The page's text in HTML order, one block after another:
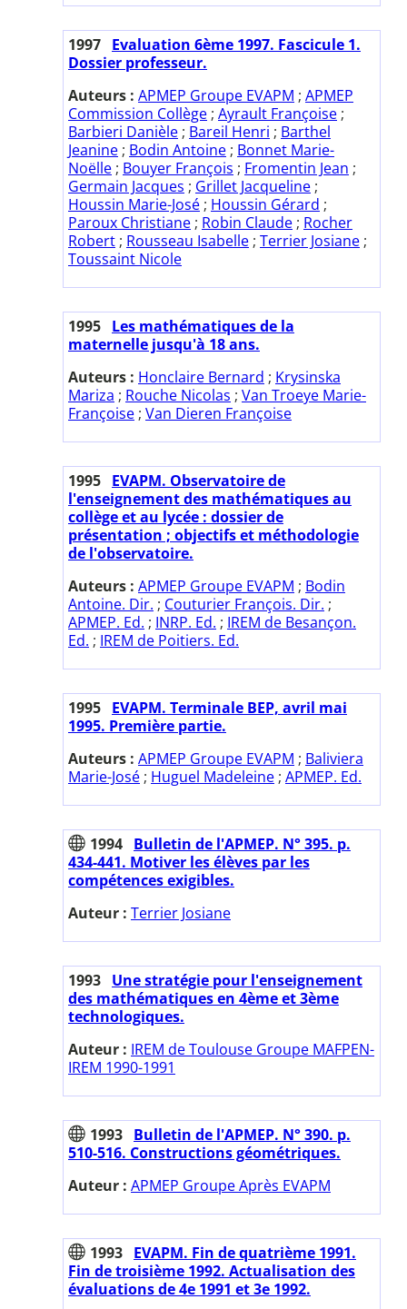
1997 Evaluation 6ème 1997. Fascicule 1.
Dossier professeur.
Auteurs : APMEP Groupe EVAPM ; APMEP
Commission Collège ; Ayrault Françoise ;
Barbieri Danièle ; Bareil Henri ; Barthel
Jeanine ; Bodin Antoine ; Bonnet Marie-
Noëlle ; Bouyer François ; Fromentin Jean ;
Germain Jacques ; Grillet Jacqueline ;
Houssin Marie-José ; Houssin Gérard ;
Paroux Christiane ; Robin Claude ; Rocher
Robert ; Rousseau Isabelle ; Terrier Josiane ;
Toussaint Nicole
1995 Les mathématiques de la
maternelle jusqu'à 18 ans.
Auteurs : Honclaire Bernard ; Krysinska
Mariza ; Rouche Nicolas ; Van Troeye Marie-
Françoise ; Van Dieren Françoise
1995 EVAPM. Observatoire de
l'enseignement des mathématiques au
collège et au lycée : dossier de
présentation ; objectifs et méthodologie
de l'observatoire.
Auteurs : APMEP Groupe EVAPM ; Bodin
Antoine. Dir. ; Couturier François. Dir. ;
APMEP. Ed. ; INRP. Ed. ; IREM de Besançon.
Ed. ; IREM de Poitiers. Ed.
1995 EVAPM. Terminale BEP, avril mai
1995. Première partie.
Auteurs : APMEP Groupe EVAPM ; Baliviera
Marie-José ; Huguel Madeleine ; APMEP. Ed.
1994 Bulletin de l'APMEP. N° 395. p.
434-441. Motiver les élèves par les
compétences exigibles.
Auteur : Terrier Josiane
1993 Une stratégie pour l'enseignement
des mathématiques en 4ème et 3ème
technologiques.
Auteur : IREM de Toulouse Groupe MAFPEN-
IREM 1990-1991
1993 Bulletin de l'APMEP. N° 390. p.
510-516. Constructions géométriques.
Auteur : APMEP Groupe Après EVAPM
1993 EVAPM. Fin de quatrième 1991.
Fin de troisième 1992. Actualisation des
évaluations de 4e 1991 et 3e 1992.